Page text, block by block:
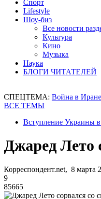
Спорт
Lifestyle
Шоу-биз
Все новости
Культура
Кино
Музыка
Наука
БЛОГИ ЧИТАТЕЛЕЙ
СПЕЦТЕМА: Война в Иране
ВСЕ ТЕМЫ
Вступление Украины
Джаред Лето
Корреспондент.net, 8 марта
9
85665